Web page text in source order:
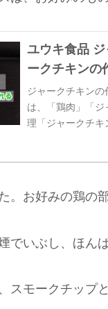
ユウキ食品
ークチキンの
ジャークチキン
は、「鶏肉」「
理「ジャークチキ
。お好みの鶏の
でいぶし、ほん
スモークチップ